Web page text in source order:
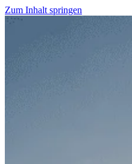
Zum Inhalt springen